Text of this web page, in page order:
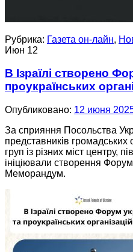
Рубрика: Газета он-лайн,
Июн 12
В Ізраїлі створено
проукраїнських
Опубликовано: 12 июня
За сприяння Посольства
представників громадських
груп із різних міст центру,
ініціювали створення
Меморандум.